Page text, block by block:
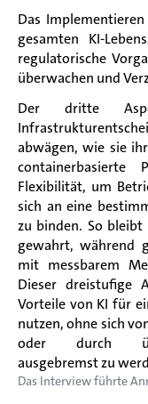
Das
gesamten KI-
regulatorische
überwachen und
Der dritte
abwägen, wie sie
Flexibilität, um
sich an eine
zu binden. So
gewahrt, während
mit messbarem
Dieser dreistufige
Vorteile von KI für
nutzen, ohne sich
oder durch
ausgebremst zu
Das Interview führte